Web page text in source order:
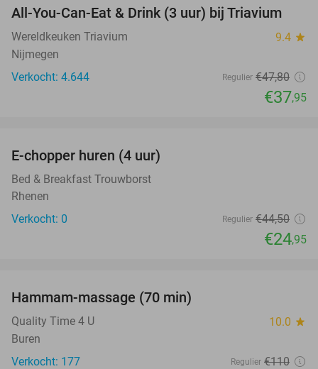
21%
All-You-Can-Eat & Drink (3 uur) bij Triavium
Wereldkeuken Triavium 9.4 star
Nijmegen
Verkocht: 4.644
Regulier €47,80
€37,95
NEW
TODAY
E-chopper huren (4 uur)
Bed & Breakfast Trouwborst
Rhenen
Verkocht: 0
Regulier €44,50
€24,95
Hammam-massage (70 min)
Quality Time 4 U 10.0 star
Buren
Verkocht: 177
Regulier €110